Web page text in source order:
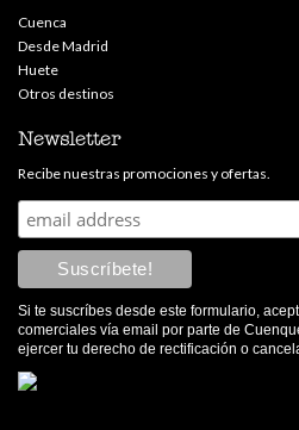
Cuenca
Desde Madrid
Huete
Otros destinos
Newsletter
Recibe nuestras promociones y ofertas.
Si te suscríbes desde este formulario,
comerciales vía email por parte de
ejercer tu derecho de rectificación o